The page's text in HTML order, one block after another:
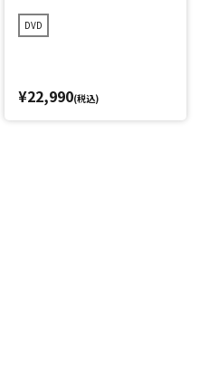
DVD
¥22,990(税込)